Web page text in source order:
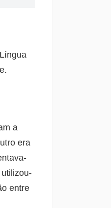
a
era
utilizou-
entre